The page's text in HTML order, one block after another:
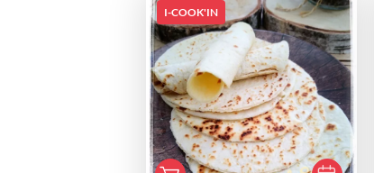
I-COOK'IN